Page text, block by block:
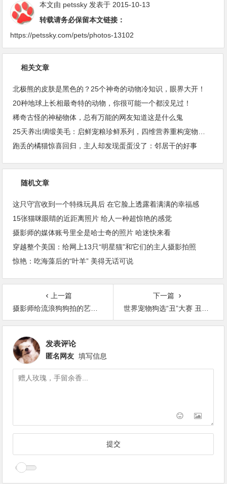
本文由 petssky 发表于 2015-10-13
转载请务必保留本文链接：
https://petssky.com/pets/photos-13102
相关文章
北极熊的皮肤是黑色的？25个神奇的动物冷知识，眼界大开！
20种地球上长相最奇特的动物，你很可能一个都没见过！
稀奇古怪的神秘物体，总有万能的网友知道这是什么鬼
跑丢的橘猫惊喜回归，主人却发现蛋蛋没了：邻居干的好事
随机文章
这只守宫收到一个特殊玩具后 在它脸上透露着满满的幸福感
15张猫咪眼睛的近距离照片 给人一种超惊艳的感觉
摄影师的媒体账号里全是哈士奇的照片 哈迷快来看
穿越整个美国：给网上13只“明星猫”和它们的主人摄影拍照
惊艳：吃海藻后的“叶羊” 美得无话可说
上一篇
摄影师给流浪狗狗拍的艺术照 有一种绚丽的感觉
下一篇
世界宠物狗选“丑”大赛 丑狗得到选美皇后般的待遇
发表评论
匿名网友 填写信息